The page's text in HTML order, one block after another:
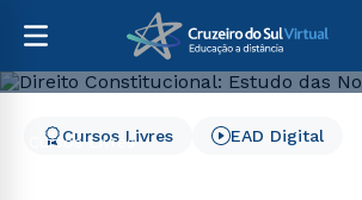
Cursos Livres
Cursos Livres EAD Digital